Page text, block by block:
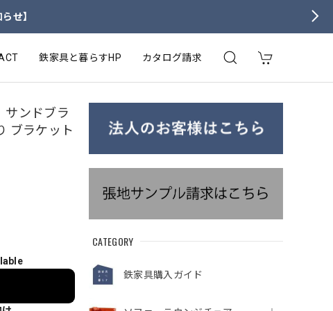
せ】
鉄家具と暮らすHP カタログ請求
CATEGORY
鉄家具購入ガイド
サンドブラ
ブラケット